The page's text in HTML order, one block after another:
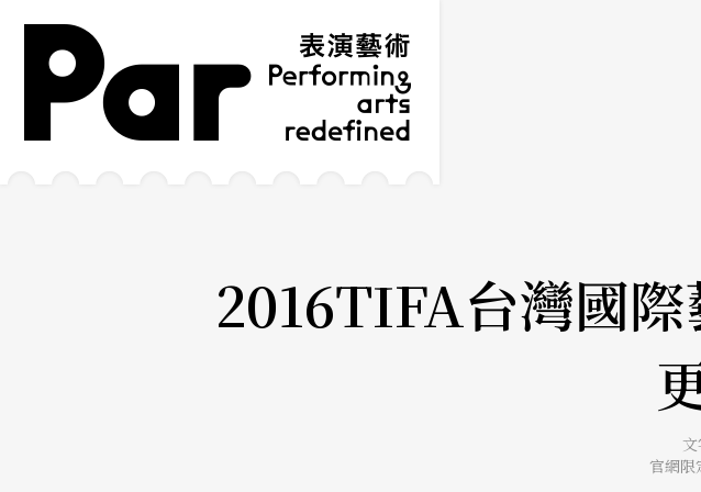
跳到主要內容區塊
網站導覽
2016TIFA台灣國
官網